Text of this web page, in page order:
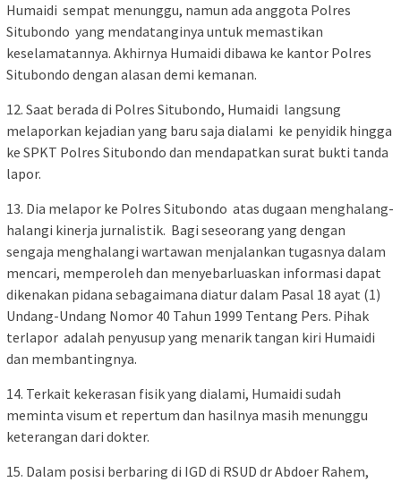
Humaidi sempat menunggu, namun ada anggota Polres
Situbondo yang mendatanginya untuk memastikan
keselamatannya. Akhirnya Humaidi dibawa ke kantor Polres
Situbondo dengan alasan demi kemanan.
12. Saat berada di Polres Situbondo, Humaidi langsung
melaporkan kejadian yang baru saja dialami ke penyidik hingga
ke SPKT Polres Situbondo dan mendapatkan surat bukti tanda
lapor.
13. Dia melapor ke Polres Situbondo atas dugaan menghalang-
halangi kinerja jurnalistik. Bagi seseorang yang dengan
sengaja menghalangi wartawan menjalankan tugasnya dalam
mencari, memperoleh dan menyebarluaskan informasi dapat
dikenakan pidana sebagaimana diatur dalam Pasal 18 ayat (1)
Undang-Undang Nomor 40 Tahun 1999 Tentang Pers. Pihak
terlapor adalah penyusup yang menarik tangan kiri Humaidi
dan membantingnya.
14. Terkait kekerasan fisik yang dialami, Humaidi sudah
meminta visum et repertum dan hasilnya masih menunggu
keterangan dari dokter.
15. Dalam posisi berbaring di IGD di RSUD dr Abdoer Rahem,